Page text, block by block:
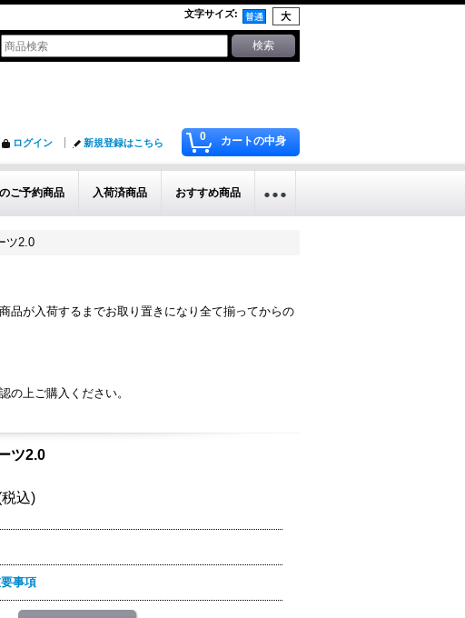
文字サイズ:
0 カートの中身
ログイン 新規登録はこちら
ご予約商品 入荷済商品 おすすめ商品
ツ2.0
品が入荷するまでお取り置きになり全て揃ってからの
の上ご購入ください。
ツ2.0
税込)
事項